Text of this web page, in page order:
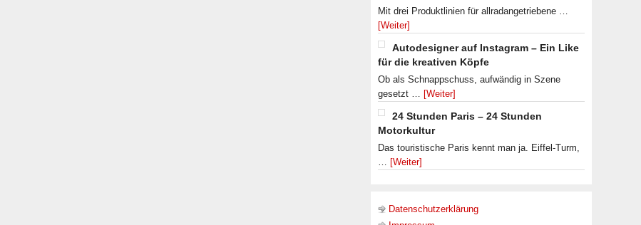
Mit drei Produktlinien für allradangetriebene …
[Weiter]
Autodesigner auf Instagram – Ein Like
für die kreativen Köpfe
Ob als Schnappschuss, aufwändig in Szene
gesetzt … [Weiter]
24 Stunden Paris – 24 Stunden
Motorkultur
Das touristische Paris kennt man ja. Eiffel-Turm,
… [Weiter]
Datenschutzerklärung